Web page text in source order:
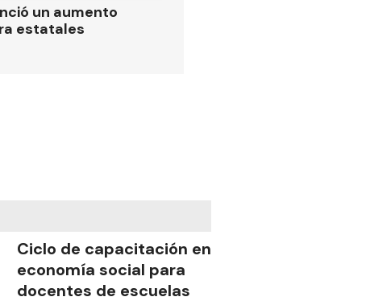
un aumento
estatales
Ciclo de capacitación en
economía social para
docentes de escuelas